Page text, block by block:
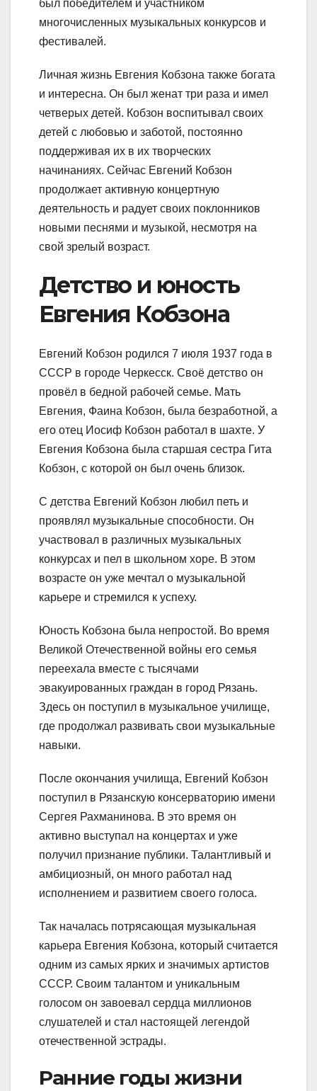
был победителем и участником
многочисленных музыкальных конкурсов и
фестивалей.
Личная жизнь Евгения Кобзона также богата
и интересна. Он был женат три раза и имел
четверых детей. Кобзон воспитывал своих
детей с любовью и заботой, постоянно
поддерживая их в их творческих
начинаниях. Сейчас Евгений Кобзон
продолжает активную концертную
деятельность и радует своих поклонников
новыми песнями и музыкой, несмотря на
свой зрелый возраст.
Детство и юность
Евгения Кобзона
Евгений Кобзон родился 7 июля 1937 года в
СССР в городе Черкесск. Своё детство он
провёл в бедной рабочей семье. Мать
Евгения, Фаина Кобзон, была безработной, а
его отец Иосиф Кобзон работал в шахте. У
Евгения Кобзона была старшая сестра Гита
Кобзон, с которой он был очень близок.
С детства Евгений Кобзон любил петь и
проявлял музыкальные способности. Он
участвовал в различных музыкальных
конкурсах и пел в школьном хоре. В этом
возрасте он уже мечтал о музыкальной
карьере и стремился к успеху.
Юность Кобзона была непростой. Во время
Великой Отечественной войны его семья
переехала вместе с тысячами
эвакуированных граждан в город Рязань.
Здесь он поступил в музыкальное училище,
где продолжал развивать свои музыкальные
навыки.
После окончания училища, Евгений Кобзон
поступил в Рязанскую консерваторию имени
Сергея Рахманинова. В это время он
активно выступал на концертах и уже
получил признание публики. Талантливый и
амбициозный, он много работал над
исполнением и развитием своего голоса.
Так началась потрясающая музыкальная
карьера Евгения Кобзона, который считается
одним из самых ярких и значимых артистов
СССР. Своим талантом и уникальным
голосом он завоевал сердца миллионов
слушателей и стал настоящей легендой
отечественной эстрады.
Ранние годы жизни